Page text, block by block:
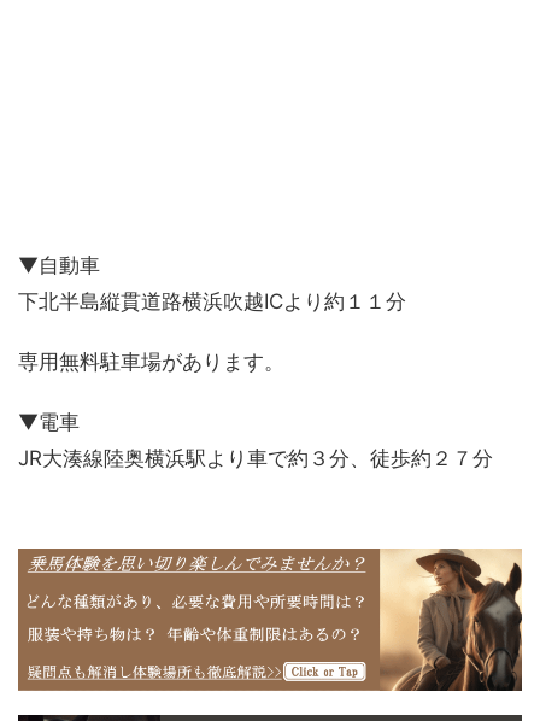
▼自動車
下北半島縦貫道路横浜吹越ICより約１１分
専用無料駐車場があります。
▼電車
JR大湊線陸奥横浜駅より車で約３分、徒歩約２７分